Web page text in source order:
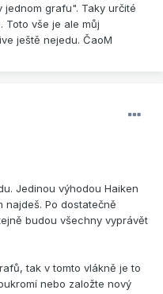
jednom grafu". Taky určité
Toto vše je ale můj
ještě nejedu. ČaoM
Jedinou výhodou Haiken
Po dostatečně
budou všechny vyprávět
tak v tomto vlákně je to
nebo založte nový